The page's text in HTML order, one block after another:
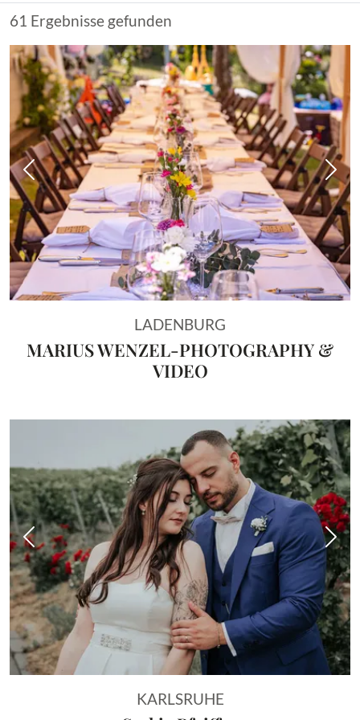
61 Ergebnisse gefunden
Vorheriges Bild
LADENBURG
MARIUS WENZEL-PHOTOGRAPHY &
VIDEO
Vorheriges Bild
KARLSRUHE